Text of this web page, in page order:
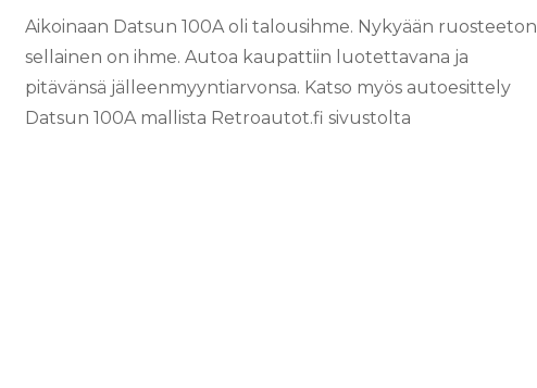
Aikoinaan Datsun 100A oli talousihme. Nykyään ruosteeton
sellainen on ihme. Autoa kaupattiin luotettavana ja
pitävänsä jälleenmyyntiarvonsa. Katso myös autoesittely
Datsun 100A mallista Retroautot.fi sivustolta